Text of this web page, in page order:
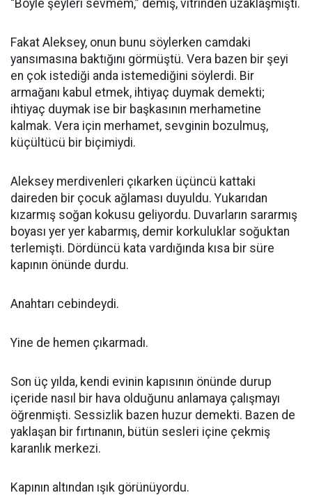
“Böyle şeyleri sevmem,” demiş, vitrinden uzaklaşmıştı.
Fakat Aleksey, onun bunu söylerken camdaki
yansımasına baktığını görmüştü. Vera bazen bir şeyi
en çok istediği anda istemediğini söylerdi. Bir
armağanı kabul etmek, ihtiyaç duymak demekti;
ihtiyaç duymak ise bir başkasının merhametine
kalmak. Vera için merhamet, sevginin bozulmuş,
küçültücü bir biçimiydi.
Aleksey merdivenleri çıkarken üçüncü kattaki
daireden bir çocuk ağlaması duyuldu. Yukarıdan
kızarmış soğan kokusu geliyordu. Duvarların sararmış
boyası yer yer kabarmış, demir korkuluklar soğuktan
terlemişti. Dördüncü kata vardığında kısa bir süre
kapının önünde durdu.
Anahtarı cebindeydi.
Yine de hemen çıkarmadı.
Son üç yılda, kendi evinin kapısının önünde durup
içeride nasıl bir hava olduğunu anlamaya çalışmayı
öğrenmişti. Sessizlik bazen huzur demekti. Bazen de
yaklaşan bir fırtınanın, bütün sesleri içine çekmiş
karanlık merkezi.
Kapının altından ışık görünüyordu.